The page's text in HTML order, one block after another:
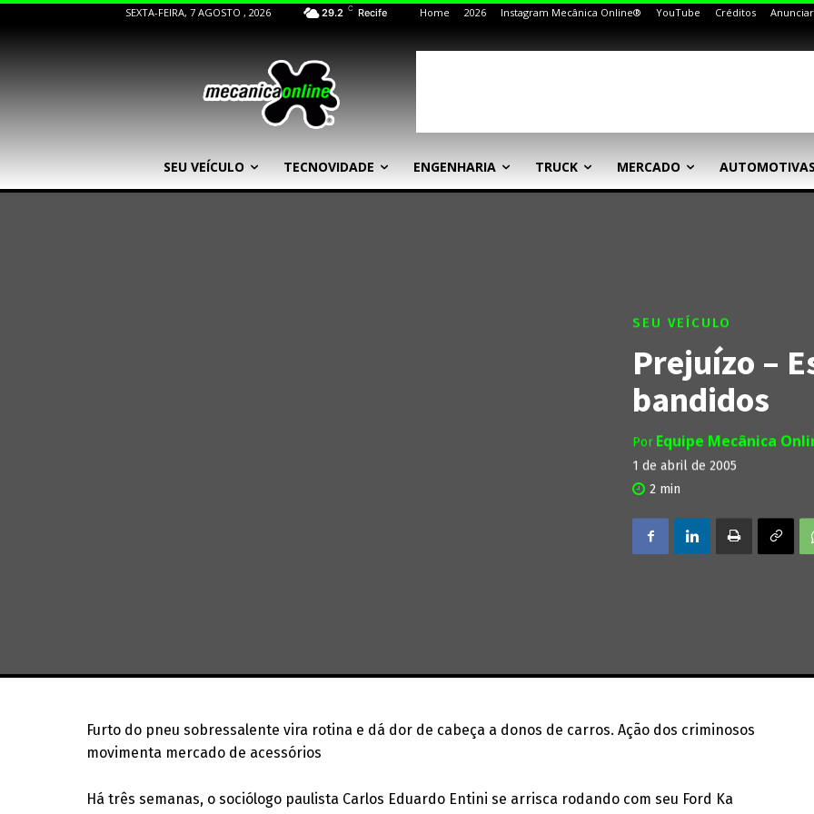
SEXTA-FEIRA, 7 AGOSTO , 2026 29.2 C Recife Home 2026 Instagram Mecânica Online® YouTube Créditos Anunciar
SEU VEÍCULO TECNOVIDADE ENGENHARIA TRUCK MERCADO
SEU VEÍCULO
Prejuízo –
bandidos
Por Equipe Mecânica
1 de abril de 2005
2 min
Furto do pneu sobressalente vira rotina e dá dor de cabeça a donos de carros. Ação dos criminosos
movimenta mercado de acessórios
Há três semanas, o sociólogo paulista Carlos Eduardo Entini se arrisca rodando com seu Ford Ka